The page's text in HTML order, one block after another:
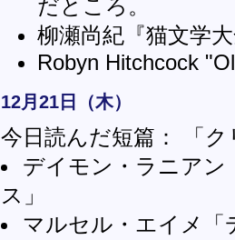
だところ。
柳瀬尚紀『猫文学
Robyn Hitchcock
12月21日（木）
今日読んだ短篇： 「
デイモン・ラニア
ス」
マルセル・エイメ「